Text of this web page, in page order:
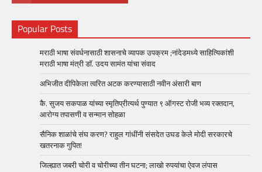
Popular Posts
मराठी भाषा संवर्धनासाठी शासनाचे व्यापक उपक्रम ;नांदेडमध्ये साहित्यिकांशी
मराठी भाषा मंत्री डॉ. उदय सामंत यांचा संवाद
अभिजीत दीपिकेला त्वरित अटक करण्यासाठी नवीन अंसारी बाण
कै. सुजय सकपाळ यांच्या स्मृतिप्रीत्यर्थ पुण्यात ९ ऑगस्ट रोजी भव्य रक्तदान,
आरोग्य तपासणी व सन्मान सोहळा
सैनिक शाळांचे संघ करण? राहुल गांधींनी संसदेत उघड केले मोदी सरकारचे
खतरनाक गुपित!
जिल्ह्यात जबरी चोरी व चोरीच्या तीन घटना; लाखो रुपयांचा ऐवज लंपास